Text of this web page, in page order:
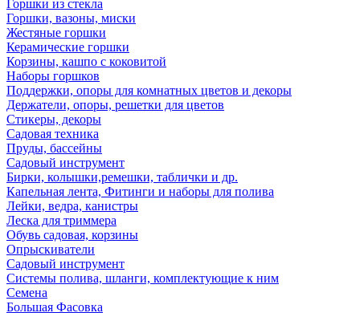
Горшки из стекла
Горшки, вазоны, миски
Жестяные горшки
Керамические горшки
Корзины, кашпо с коковитой
Наборы горшков
Поддержки, опоры для комнатных цветов и декоры
Держатели, опоры, решетки для цветов
Стикеры, декоры
Садовая техника
Пруды, бассейны
Садовый инструмент
Бирки, колышки,ремешки, таблички и др.
Капельная лента, Фитинги и наборы для полива
Лейки, ведра, канистры
Леска для триммера
Обувь садовая, корзины
Опрыскиватели
Садовый инструмент
Системы полива, шланги, комплектующие к ним
Семена
Большая Фасовка